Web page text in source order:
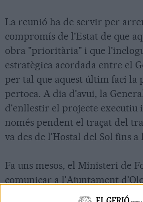
La reunió ha de servir per
compromís de l'Estat de que
obra "prioritària" i que
estratègica acordada entre el
per tal que aquest últim faci la
pertoca. A dia d'avui, la
d'enllestir el projecte executiu
només pendent el traçat del
va des de l'Hostal del Sol fins a
Fa uns mesos, el Ministeri de
comunicar a l'Ajuntament
pensava fer-lo i això va